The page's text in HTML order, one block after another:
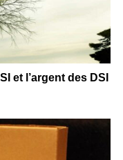
et l’argent des DSI